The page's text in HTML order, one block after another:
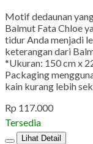
Motif dedaunan
Balmut Fata Chloe
tidur Anda menjadi
keterangan dari
*Ukuran: 150 cm x
Packaging
kain kurang lebih
Rp 117.000
Tersedia
Lihat Detail